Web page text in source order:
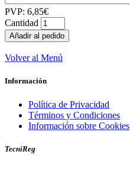
PVP: 6,85€
Cantidad
Volver al Menú
Información
Política de Privacidad
Términos y Condiciones
Información sobre Cookies
TecniReg